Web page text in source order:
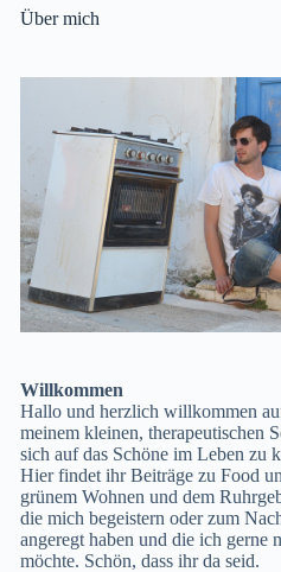
Über mich
Willkommen
Hallo und herzlich willkommen
meinem kleinen, therapeutischen
sich auf das Schöne im Leben zu
Hier findet ihr Beiträge zu Food
grünem Wohnen und dem
die mich begeistern oder zum
angeregt haben und die ich gerne
möchte. Schön, dass ihr da seid.